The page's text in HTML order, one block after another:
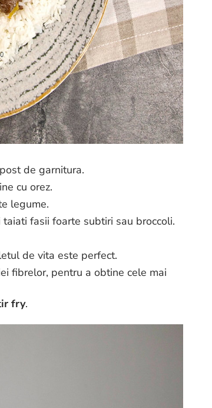
de garnitura.
cu orez.
legume.
fasii foarte subtiri sau broccoli.
de vita este perfect.
fibrelor, pentru a obtine cele mai
fry.